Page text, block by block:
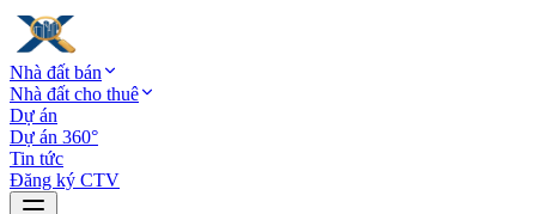
Nhà đất bán
Nhà đất cho thuê
Dự án
Dự án 360°
Tin tức
Đăng ký CTV